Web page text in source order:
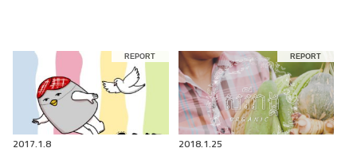
REPORT
2017.1.8
REPORT
2018.1.25